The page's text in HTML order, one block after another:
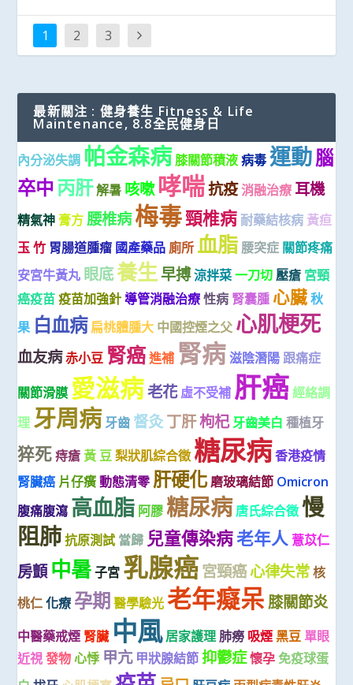
1 2 3
最新關注 : 健身養生 Fitness & Life
Maintenance, 8.8全民健身日
內分泌失調 帕金森病膝關節積液 病毒 運動腦
卒中丙肝解暑 咳嗽 哮喘抗疫消融治療 耳機
精氣神 膏方 腰椎病梅毒頸椎病 耐藥結核病 黃疸
玉 竹 胃腸道腫瘤 國產藥品 廁所 血脂 腰突症 關節疼痛
安宮牛黃丸 眼底養生早搏涼拌菜 一刀切 壓瘡 宮頸
癌疫苗 疫苗加強針 導管消融治療 性病 腎囊腫 心臟 秋
果 白血病 扁桃體腫大 中國控煙之父 心肌梗死
血友病赤小豆 腎癌 進補 腎病 滋陰潛陽 跟痛症
關節滑膜 愛滋病老花 虛不受補 肝癌 經絡調
理 牙周病 牙齒 督灸丁肝枸杞牙齒美白 種植牙
猝死 痔瘡 黃 豆 梨狀肌綜合徵 糖尿病香港疫情
腎臟癌 片仔癀 動態清零 肝硬化磨玻璃結節 Omicron
腹痛腹瀉 高血脂 阿膠 糖尿病 唐氏綜合徵慢
阻肺抗原測試 當歸 兒童傳染病老年人 薏苡仁
房顫 中暑 子宮 乳腺癌宮頸癌心律失常 核
桃仁 化療 孕期 醫學驗光 老年癡呆 膝關節炎
中醫藥戒煙 腎臟 中風 居家護理 肺癆 吸煙 黑豆 單眼
近視 發物 心悸 甲亢 甲狀腺結節 抑鬱症懷孕 免疫球蛋